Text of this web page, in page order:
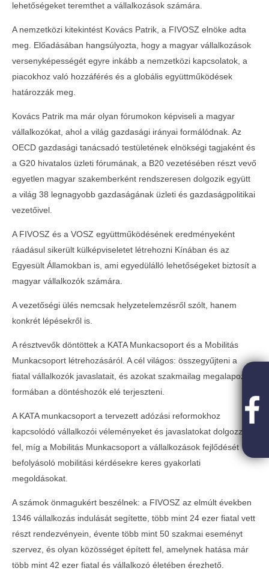
lehetőségeket teremthet a vállalkozások számára.
A nemzetközi kitekintést Kovács Patrik, a FIVOSZ elnöke adta
meg. Előadásában hangsúlyozta, hogy a magyar vállalkozások
versenyképességét egyre inkább a nemzetközi kapcsolatok, a
piacokhoz való hozzáférés és a globális együttműködések
határozzák meg.
Kovács Patrik ma már olyan fórumokon képviseli a magyar
vállalkozókat, ahol a világ gazdasági irányai formálódnak. Az
OECD gazdasági tanácsadó testületének elnökségi tagjaként és
a G20 hivatalos üzleti fórumának, a B20 vezetésében részt vevő
egyetlen magyar szakemberként rendszeresen dolgozik együtt
a világ 38 legnagyobb gazdaságának üzleti és gazdaságpolitikai
vezetőivel.
A FIVOSZ és a VOSZ együttműködésének eredményeként
ráadásul sikerült külképviseletet létrehozni Kínában és az
Egyesült Államokban is, ami egyedülálló lehetőségeket biztosít a
magyar vállalkozók számára.
A vezetőségi ülés nemcsak helyzetelemzésről szólt, hanem
konkrét lépésekről is.
A résztvevők döntöttek a KATA Munkacsoport és a Mobilitás
Munkacsoport létrehozásáról. A cél világos: összegyűjteni a
fiatal vállalkozók javaslatait, és azokat szakmailag megalapozott
formában a döntéshozók elé terjeszteni.
A KATA munkacsoport a tervezett adózási reformokhoz
kapcsolódó vállalkozói véleményeket és javaslatokat dolgozza
fel, míg a Mobilitás Munkacsoport a vállalkozások fejlődését
befolyásoló mobilitási kérdésekre keres gyakorlati
megoldásokat.
A számok önmagukért beszélnek: a FIVOSZ az elmúlt években
1346 vállalkozás indulását segítette, több mint 24 ezer fiatal vett
részt rendezvényein, évente több mint 50 szakmai eseményt
szervez, és olyan közösséget épített fel, amelynek hatása már
több mint 42 ezer fiatal és vállalkozó életében érezhető.